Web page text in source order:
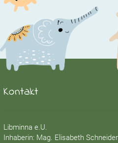
Kontakt
Libminna e.U.
Inhaberin: Mag. Elisabeth Schneider